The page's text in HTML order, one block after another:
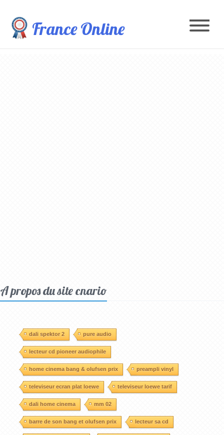
France Online
A propos du site cnario
dali spektor 2 pure audio
lecteur cd pioneer audiophile
home cinema bang & olufsen prix preampli vinyl
televiseur ecran plat loewe televiseur loewe tarif
dali home cinema mm 02
barre de son bang et olufsen prix lecteur sa cd